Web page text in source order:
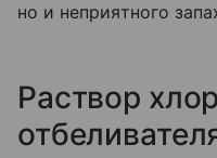
но и неприятного
Раствор